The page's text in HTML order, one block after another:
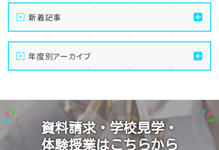
新着記事
通信制高校の学習風景
メイク美容専攻の授業風景
演技の授業風景
Vtuberという表現を学ぶ
年度別アーカイブ
2025
2024
2023
資料請求・学校見学・
体験授業はこちらから